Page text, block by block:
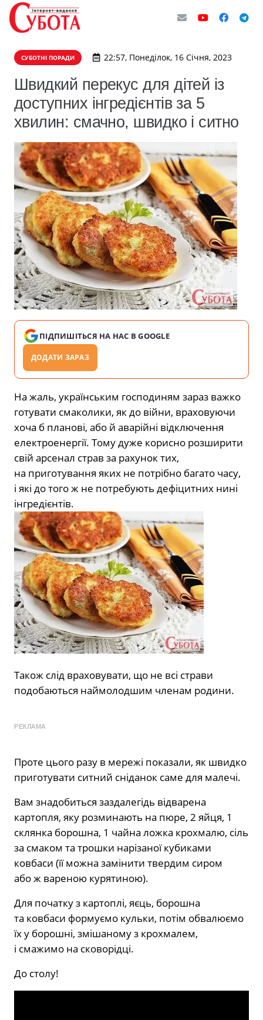
СУБОТНІ ПОРАДИ 22:57, Понеділок, 16 Січня, 2023
Швидкий перекус для дітей із
доступних інгредієнтів за 5
хвилин: смачно, швидко і ситно
ПІДПИШІТЬСЯ НА НАС В GOOGLE
ДОДАТИ ЗАРАЗ
На жаль, українським господиням зараз важко
готувати смаколики, як до війни, враховуючи
хоча б планові, або й аварійні відключення
електроенергії. Тому дуже корисно розширити
свій арсенал страв за рахунок тих,
на приготування яких не потрібно багато часу,
і які до того ж не потребують дефіцитних нині
інгредієнтів.
Також слід враховувати, що не всі страви
подобаються наймолодшим членам родини.
РЕКЛАМА
Проте цього разу в мережі показали, як швидко
приготувати ситний сніданок саме для малечі.
Вам знадобиться заздалегідь відварена
картопля, яку розминають на пюре, 2 яйця, 1
склянка борошна, 1 чайна ложка крохмалю, сіль
за смаком та трошки нарізаної кубиками
ковбаси (її можна замінити твердим сиром
або ж вареною курятиною).
Для початку з картоплі, яєць, борошна
та ковбаси формуємо кульки, потім обвалюємо
їх у борошні, змішаному з крохмалем,
і смажимо на сковорідці.
До столу!